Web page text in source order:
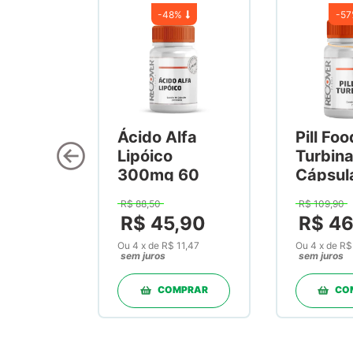
-48%
Ácido Alfa
Lipóico
300mg 60
R$ 88,50
R$ 45,90
Ou4 x de R$ 11,47
sem juros
COMPRAR
-
Pill
R$ 109,90
R$ 46
Ou4 x de
sem juros